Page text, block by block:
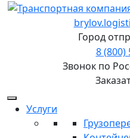
Город
8 (800)
Звонок по
Услуги